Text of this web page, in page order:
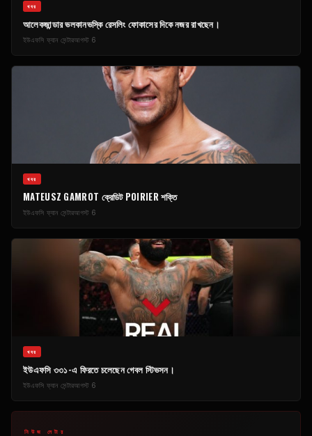
খবর
আলেকজান্ডার ভলকানভস্কি রেসলিং ফোকাসের দিকে নজর রাখছেন।
ইউএফসি ফ্যান সেন্টারআগস্ট 6
খবর
MATEUSZ GAMROT ক্রেডিট POIRIER শক্তি
ইউএফসি ফ্যান সেন্টারআগস্ট 6
খবর
ইউএফসি ৩৩১-এ ফিরতে চলেছেন গেবল স্টিভসন।
ইউএফসি ফ্যান সেন্টারআগস্ট 6
নিউজ লেটার